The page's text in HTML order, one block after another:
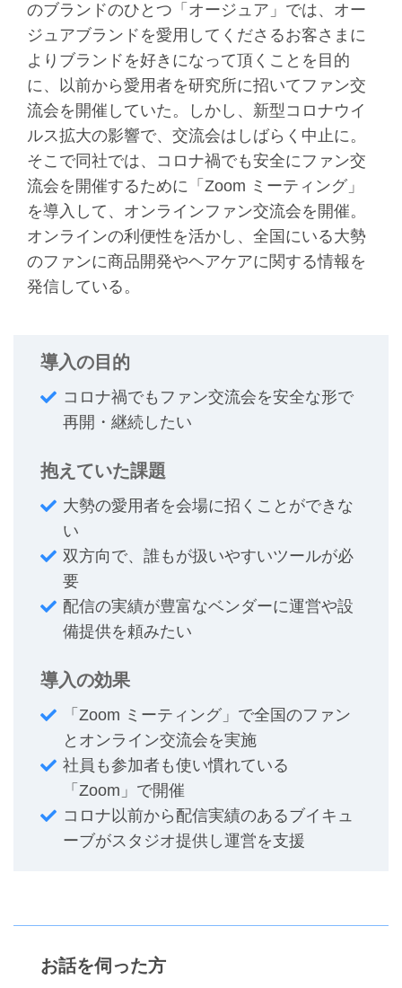
のブランドのひとつ「オージュア」では、オー
ジュアブランドを愛用してくださるお客さまに
よりブランドを好きになって頂くことを目的
に、以前から愛用者を研究所に招いてファン交
流会を開催していた。しかし、新型コロナウイ
ルス拡大の影響で、交流会はしばらく中止に。
そこで同社では、コロナ禍でも安全にファン交
流会を開催するために「Zoom ミーティング」
を導入して、オンラインファン交流会を開催。
オンラインの利便性を活かし、全国にいる大勢
のファンに商品開発やヘアケアに関する情報を
発信している。
導入の目的
コロナ禍でもファン交流会を安全な形で
再開・継続したい
抱えていた課題
大勢の愛用者を会場に招くことができな
い
双方向で、誰もが扱いやすいツールが必
要
配信の実績が豊富なベンダーに運営や設
備提供を頼みたい
導入の効果
「Zoom ミーティング」で全国のファン
とオンライン交流会を実施
社員も参加者も使い慣れている
「Zoom」で開催
コロナ以前から配信実績のあるブイキュ
ーブがスタジオ提供し運営を支援
お話を伺った方